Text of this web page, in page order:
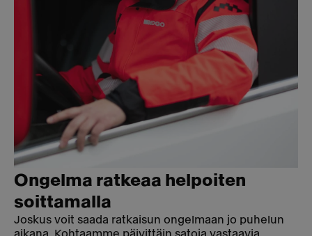
Ongelma ratkeaa helpoiten
soittamalla
Joskus voit saada ratkaisun ongelmaan jo puhelun
aikana. Kohtaamme päivittäin satoja vastaavia